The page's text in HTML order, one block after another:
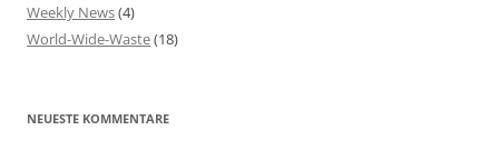
Weekly News(4)
World-Wide-Waste(18)
NEUESTE KOMMENTARE